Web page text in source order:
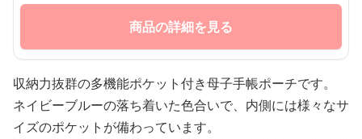
商品の詳細を見る
収納力抜群の多機能ポケット付き母子手帳ポーチです。
ネイビーブルーの落ち着いた色合いで、内側には様々なサ
イズのポケットが備わっています。